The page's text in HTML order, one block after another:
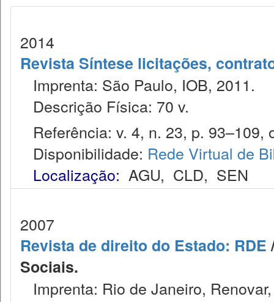
2014
Revista Síntese licitações,
Imprenta: São Paulo, IOB, 2011.
Descrição Física: 70 v.
Referência: v. 4, n. 23, p. 93–109,
Disponibilidade: Rede Virtual de
Localização: AGU, CLD, SEN
2007
Revista de direito do Estado: RDE
Sociais.
Imprenta: Rio de Janeiro,